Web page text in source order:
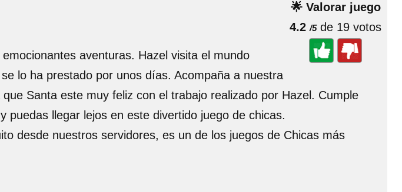
🌟 Valorar juego
4.2 /5de 19 votos
aventuras. Hazel visita el mundo
lo ha prestado por unos días. Acompaña a nuestra
Santa este muy feliz con el trabajo realizado por Hazel. Cumple
llegar lejos en este divertido juego de chicas.
desde nuestros servidores, es un de los juegos de Chicas más